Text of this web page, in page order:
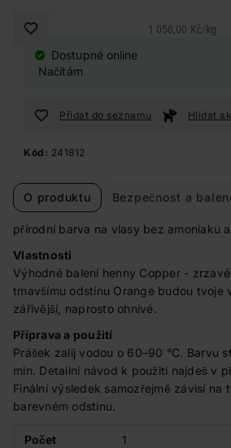
1 058,00 Kč/kg
Dostupné online
Načítám
Přidat do seznamu Hlídat
Kód: 241812
O produktu Bezpečnost a balení
přírodní barva na vlasy bez amoniaku
Vlastnosti
Výhodné balení henny Copper -
tmavšímu odstínu Orange budou tvoje
zářivější, naprosto ohnivé.
Příprava a použití
Prášek zalij vodou o 60–90 °C. Barvu
min. Detailní návod k použití najdeš v
Finální výsledek samozřejmě závisí na
barevném odstínu.
Počet
1